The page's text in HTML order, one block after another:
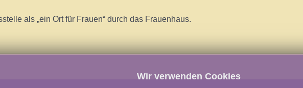
als „ein Ort für Frauen“ durch das Frauenhaus.
Wir verwenden Cookies